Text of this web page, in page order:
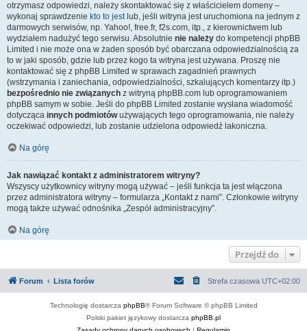
otrzymasz odpowiedzi, należy skontaktować się z właścicielem domeny –
wykonaj sprawdzenie kto to jestlub, jeśli witryna jest uruchomiona na jednym z
darmowych serwisów, np. Yahoo!, free.fr, f2s.com, itp., z kierownictwem lub
wydziałem nadużyć tego serwisu. Absolutnie nie należy do kompetencji phpBB
Limited i nie może ona w żaden sposób być obarczana odpowiedzialnością za
to w jaki sposób, gdzie lub przez kogo ta witryna jest używana. Proszę nie
kontaktować się z phpBB Limited w sprawach zagadnień prawnych
(wstrzymania i zaniechania, odpowiedzialności, szkalujących komentarzy itp.)
bezpośrednio nie związanych z witryną phpBB.com lub oprogramowaniem
phpBB samym w sobie. Jeśli do phpBB Limited zostanie wysłana wiadomość
dotycząca innych podmiotówużywających tego oprogramowania, nie należy
oczekiwać odpowiedzi, lub zostanie udzielona odpowiedź lakoniczna.
Na górę
Jak nawiązać kontakt z administratorem witryny?
Wszyscy użytkownicy witryny mogą używać – jeśli funkcja ta jest włączona
przez administratora witryny – formularza „Kontakt z nami”. Członkowie witryny
mogą także używać odnośnika „Zespół administracyjny”.
Na górę
Przejdź do
Forum Lista forów Strefa czasowa UTC+02:00
Technologię dostarcza phpBB® Forum Software © phpBB Limited
Polski pakiet językowy dostarcza phpBB.pl